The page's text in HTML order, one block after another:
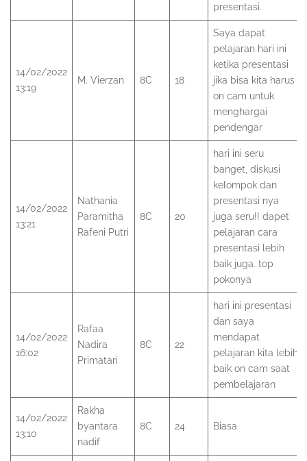
presentasi.
14/02/2022
13:19
M. Vierzan 8C 18
Saya dapat
pelajaran hari ini
ketika presentasi
jika bisa kita harus
on cam untuk
menghargai
pendengar
14/02/2022
13:21
Nathania
Paramitha
Rafeni Putri
8C 20
hari ini seru
banget, diskusi
kelompok dan
presentasi nya
juga seru!! dapet
pelajaran cara
presentasi lebih
baik juga. top
pokonya
14/02/2022
16:02
Rafaa
Nadira
Primatari
8C 22
hari ini presentasi
dan saya
mendapat
pelajaran kita lebih
baik on cam saat
pembelajaran
14/02/2022
13:10
Rakha
byantara
nadif
8C 24 Biasa